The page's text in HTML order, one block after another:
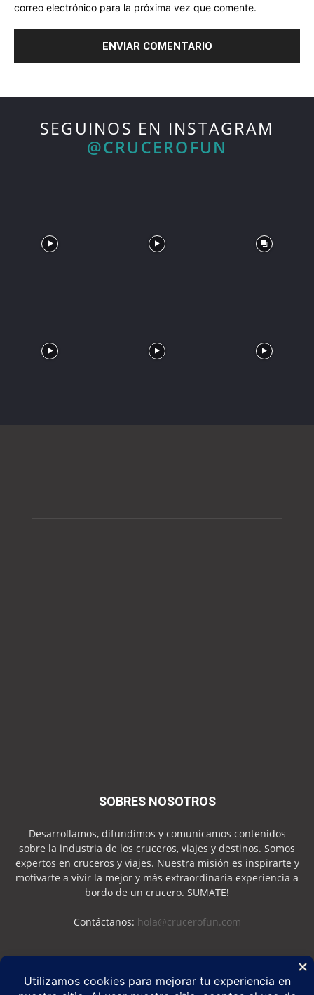
correo electrónico para la próxima vez que comente.
SEGUINOS EN INSTAGRAM
@CRUCEROFUN
SOBRES NOSOTROS
Desarrollamos, difundimos y comunicamos contenidos
sobre la industria de los cruceros, viajes y destinos. Somos
expertos en cruceros y viajes. Nuestra misión es inspirarte y
motivarte a vivir la mejor y más extraordinaria experiencia a
bordo de un crucero. SUMATE!
Contáctanos: hola@crucerofun.com
SEGUINOS